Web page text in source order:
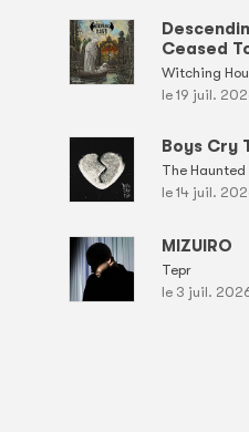
Ceased
Witching
le 19 juil.
Boys Cry
The Haunted
le 14 juil.
MIZUIRO
Tepr
le 3 juil.